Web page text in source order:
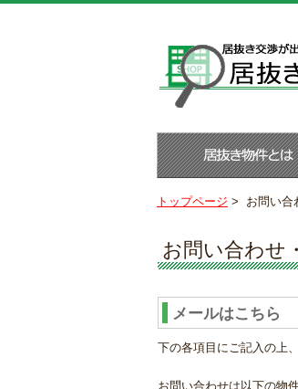
トップページ > お問い合
お問い合わせ
メールはこちら
下の各項目にご記入の上
お問い合わせは以下の物